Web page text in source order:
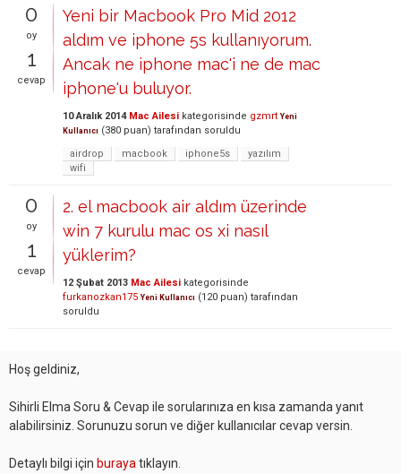
0
oy
1
cevap
Yeni bir Macbook Pro Mid 2012
aldım ve iphone 5s kullanıyorum.
Ancak ne iphone mac'i ne de mac
iphone'u buluyor.
10 Aralık 2014 Mac Ailesi kategorisinde gzmrt Yeni
Kullanıcı (380 puan) tarafından soruldu
airdrop
macbook iphone5s
yazılım
wifi
0
oy
1
cevap
2. el macbook air aldım üzerinde
win 7 kurulu mac os xi nasıl
yüklerim?
12 Şubat 2013 Mac Ailesi kategorisinde
furkanozkan175 Yeni Kullanıcı (120 puan) tarafından
soruldu
Hoş geldiniz,
Sihirli Elma Soru & Cevap ile sorularınıza en kısa zamanda yanıt
alabilirsiniz. Sorunuzu sorun ve diğer kullanıcılar cevap versin.
Detaylı bilgi için buraya tıklayın.